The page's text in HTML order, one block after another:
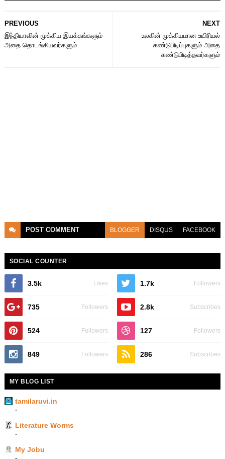
NEXT
உலகின் முக்கியமான உயிரியல்
கண்டுபிடிப்புகளும் அதை
கண்டுபிடித்தவர்களும்
PREVIOUS
இந்தியாவின் முக்கிய இயக்கங்களும்
அதை தொடங்கியவர்களும்
POST COMMENT BLOGGER DISQUS FACEBOOK
SOCIAL COUNTER
3.5k Likes 1.7k Followers
735 Followers 2.8k Subscribes
524 Followers 127 Followers
849 Followers 286 Subscribes
MY BLOG LIST
tamilaruvi.in
-
Literature Worms
-
My Jobu